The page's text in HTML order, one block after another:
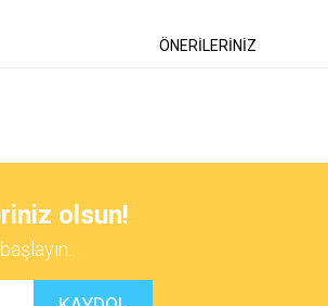
ÖNERİLERİNİZ
olsun!